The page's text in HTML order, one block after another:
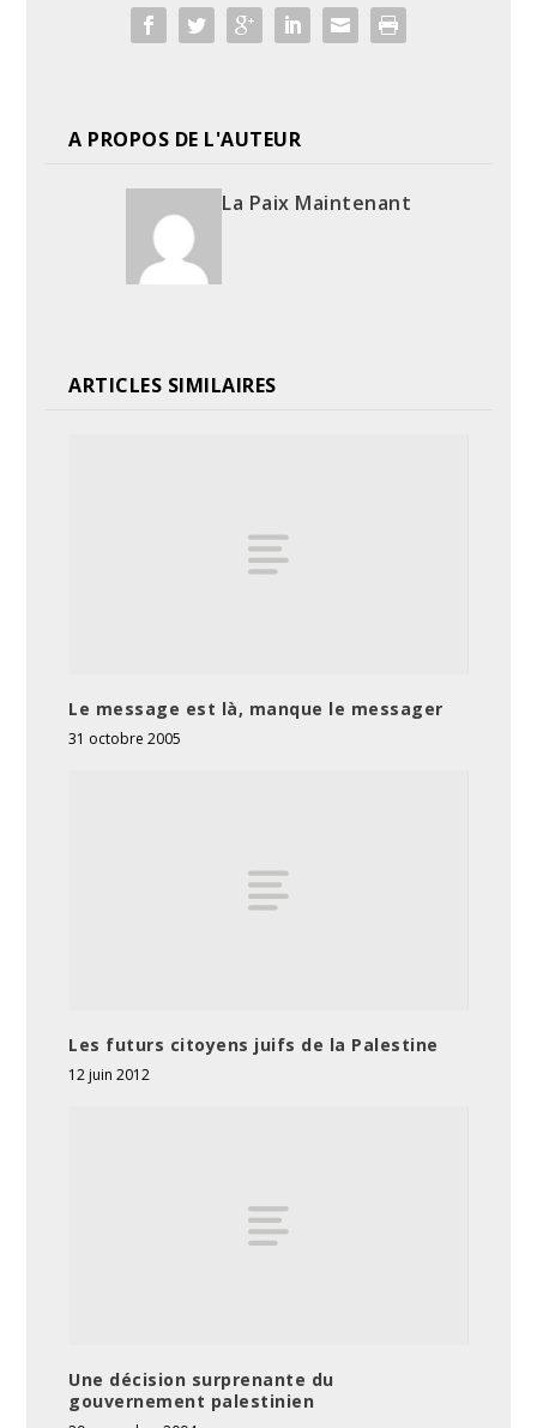
A PROPOS DE L'AUTEUR
La Paix Maintenant
ARTICLES SIMILAIRES
Le message est là, manque le messager
31 octobre 2005
Les futurs citoyens juifs de la Palestine
12 juin 2012
Une décision surprenante du
gouvernement palestinien